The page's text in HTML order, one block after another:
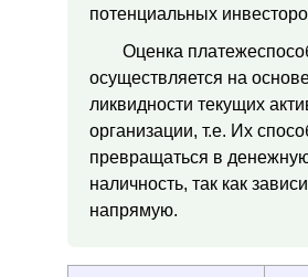
потенциальных
Оценка
осуществляется на
ликвидности текущих
организации, т.е. Их
превращаться в
наличность, так как
напрямую.